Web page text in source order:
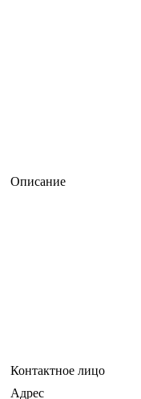
Описание
Контактное лицо
Адрес